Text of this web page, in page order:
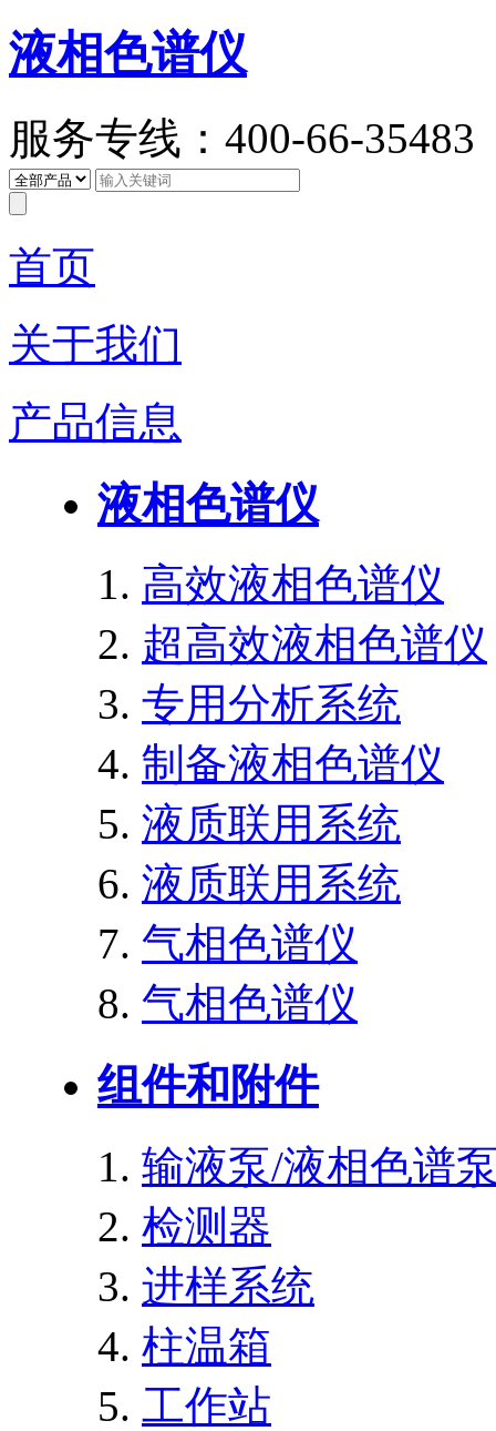
液相色谱仪
服务专线：400-66-35483
首页
关于我们
产品信息
液相色谱仪
高效液相色谱仪
超高效液相色谱仪
专用分析系统
制备液相色谱仪
液质联用系统
液质联用系统
气相色谱仪
气相色谱仪
组件和附件
输液泵/液相色谱
检测器
进样系统
柱温箱
工作站